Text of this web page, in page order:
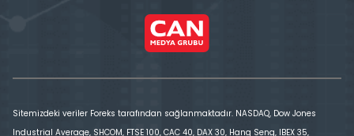
Sitemizdeki veriler Foreks tarafından sağlanmaktadır. NASDAQ, Dow Jones
Industrial Average, SHCOM, FTSE 100, CAC 40, DAX 30, Hang Seng, IBEX 35,